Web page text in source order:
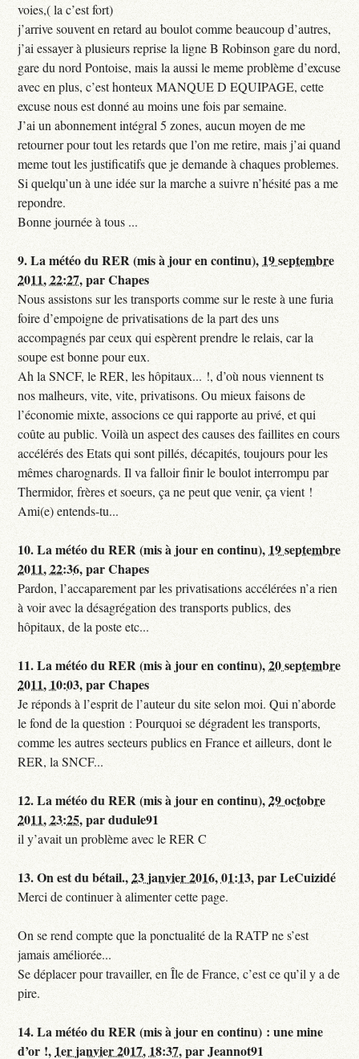
voies,( la c’est fort)
j’arrive souvent en retard au boulot comme beaucoup d’autres,
j’ai essayer à plusieurs reprise la ligne B Robinson gare du nord,
gare du nord Pontoise, mais la aussi le meme problème d’excuse
avec en plus, c’est honteux MANQUE D EQUIPAGE, cette
excuse nous est donné au moins une fois par semaine.
J’ai un abonnement intégral 5 zones, aucun moyen de me
retourner pour tout les retards que l’on me retire, mais j’ai quand
meme tout les justificatifs que je demande à chaques problemes.
Si quelqu’un à une idée sur la marche a suivre n’hésité pas a me
repondre.
Bonne journée à tous ...
9.La météo du RER (mis à jour en continu), 19 septembre
2011, 22:27,parChapes
Nous assistons sur les transports comme sur le reste à une furia
foire d’empoigne de privatisations de la part des uns
accompagnés par ceux qui espèrent prendre le relais, car la
soupe est bonne pour eux.
Ah la SNCF, le RER, les hôpitaux... !, d’où nous viennent ts
nos malheurs, vite, vite, privatisons. Ou mieux faisons de
l’économie mixte, associons ce qui rapporte au privé, et qui
coûte au public. Voilà un aspect des causes des faillites en cours
accélérés des Etats qui sont pillés, décapités, toujours pour les
mêmes charognards. Il va falloir finir le boulot interrompu par
Thermidor, frères et soeurs, ça ne peut que venir, ça vient !
Ami(e) entends-tu...
10.La météo du RER (mis à jour en continu), 19 septembre
2011, 22:36,parChapes
Pardon, l’accaparement par les privatisations accélérées n’a rien
à voir avec la désagrégation des transports publics, des
hôpitaux, de la poste etc...
11.La météo du RER (mis à jour en continu),20 septembre
2011, 10:03,parChapes
Je réponds à l’esprit de l’auteur du site selon moi. Qui n’aborde
le fond de la question : Pourquoi se dégradent les transports,
comme les autres secteurs publics en France et ailleurs, dont le
RER, la SNCF...
12.La météo du RER (mis à jour en continu),29 octobre
2011, 23:25,pardudule91
il y’avait un problème avec le RER C
13.On est du bétail.,23 janvier 2016, 01:13,parLeCuizidé
Merci de continuer à alimenter cette page.
On se rend compte que la ponctualité de la RATP ne s’est
jamais améliorée...
Se déplacer pour travailler, en Île de France, c’est ce qu’il y a de
pire.
14.La météo du RER (mis à jour en continu) : une mine
d’or !, 1er janvier 2017, 18:37,parJeannot91